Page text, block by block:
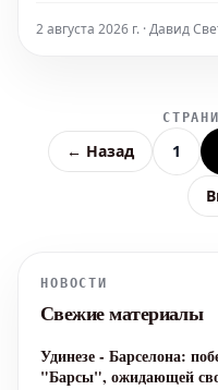
аренде в "Булонь". С
2 августа 2026 г. · Давид
← Назад 1
НОВОСТИ
Свежие материалы
Удинезе - Барселона:
"Барсы", ожидающей